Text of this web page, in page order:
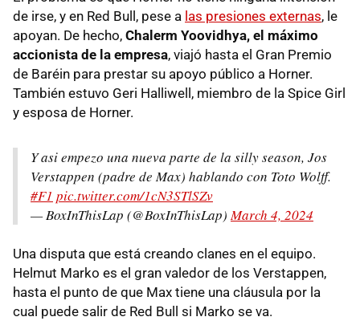
de irse, y en Red Bull, pese a las presiones externas, le
apoyan. De hecho, Chalerm Yoovidhya, el máximo
accionista de la empresa, viajó hasta el Gran Premio
de Baréin para prestar su apoyo público a Horner.
También estuvo Geri Halliwell, miembro de la Spice Girl
y esposa de Horner.
Y asi empezo una nueva parte de la silly season, Jos
Verstappen (padre de Max) hablando con Toto Wolff.
#F1 pic.twitter.com/1cN3STlSZv
— BoxInThisLap (@BoxInThisLap)March 4, 2024
Una disputa que está creando clanes en el equipo.
Helmut Marko es el gran valedor de los Verstappen,
hasta el punto de que Max tiene una cláusula por la
cual puede salir de Red Bull si Marko se va.